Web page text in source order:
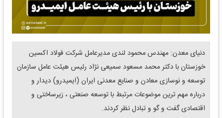
دنیای معدن: مهندس محمود لندی مدیرعامل شرکت فولاد اکسین
خوزستان با دکتر محمد مسعود سمیعی‌ نژاد رئیس هیئت عامل سازمان
توسعه و نوسازی معادن و صنایع معدنی ایران (ایمیدرو) دیدار و
درباره مهم‌ ترین موضوعات مرتبط با توسعه صنعتی ، زیرساختی و
اقتصادی گفت‌ و گو و تبادل نظر کردند.